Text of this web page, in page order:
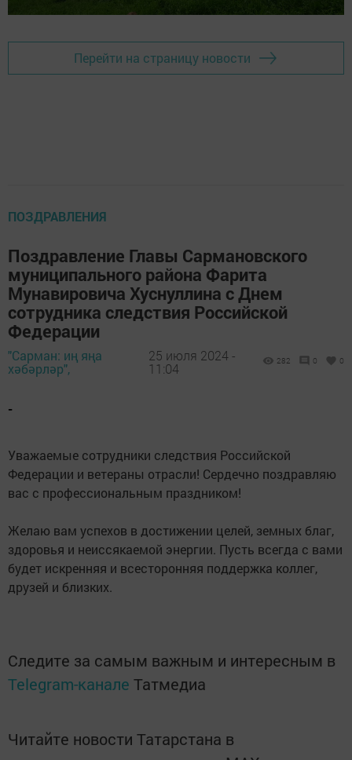
Перейти на страницу новости
ПОЗДРАВЛЕНИЯ
Поздравление Главы Сармановского
муниципального района Фарита
Мунавировича Хуснуллина с Днем
сотрудника следствия Российской
Федерации
"Сарман: иң яңа
хәбәрләр",
25 июля 2024 -
11:04
282 0 0
-
Уважаемые сотрудники следствия Российской
Федерации и ветераны отрасли! Сердечно поздравляю
вас с профессиональным праздником!
Желаю вам успехов в достижении целей, земных благ,
здоровья и неиссякаемой энергии. Пусть всегда с вами
будет искренняя и всесторонняя поддержка коллег,
друзей и близких.
Следите за самым важным и интересным в
Telegram-канале Татмедиа
Читайте новости Татарстана в